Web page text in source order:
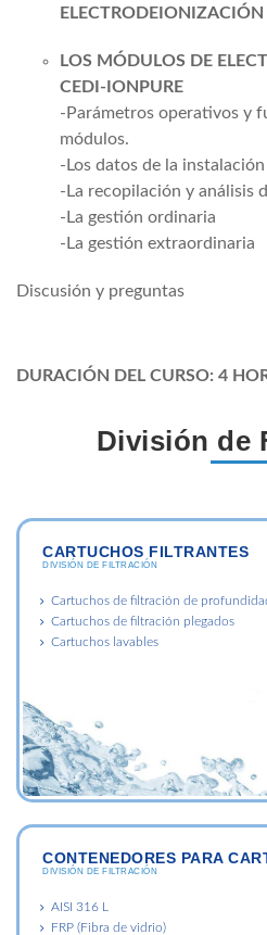
ELECTRODEIONIZACIÓN
LOS MÓDULOS DE
CEDI-IONPURE
-Parámetros operativos y
módulos.
-Los datos de la
-La recopilación y análisis
-La gestión ordinaria
-La gestión extraordinaria
Discusión y preguntas
DURACIÓN DEL CURSO: 4
División de
CARTUCHOS FILTRANTES
DIVISIÓN DE FILTRACIÓN
Cartuchos de filtración de
Cartuchos de filtración plegados
Cartuchos lavables
CONTENEDORES PARA
DIVISIÓN DE FILTRACIÓN
AISI 316 L
FRP (Fibra de vidrio)